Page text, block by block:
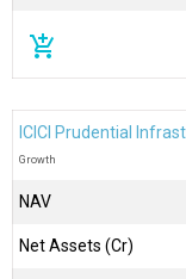
add_shopping_cart
ICICI Prudential
Growth
NAV
Net Assets (Cr)